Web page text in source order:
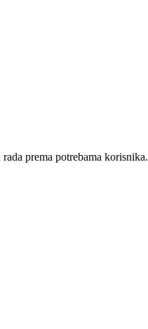
prema potrebama korisnika.